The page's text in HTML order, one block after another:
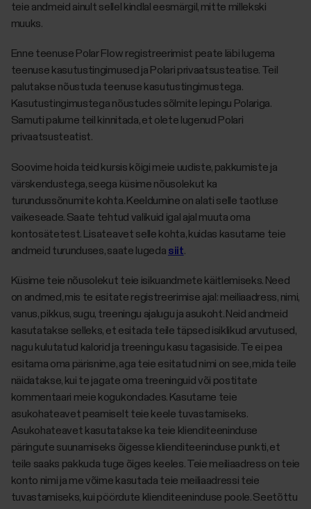
teie andmeid ainult sellel kindlal eesmärgil, mitte millekski
muuks.
Enne teenuse Polar Flow registreerimist peate läbi lugema
teenuse kasutustingimused ja Polari privaatsusteatise. Teil
palutakse nõustuda teenuse kasutustingimustega.
Kasutustingimustega nõustudes sõlmite lepingu Polariga.
Samuti palume teil kinnitada, et olete lugenud Polari
privaatsusteatist.
Soovime hoida teid kursis kõigi meie uudiste, pakkumiste ja
värskendustega, seega küsime nõusolekut ka
turundussõnumite kohta. Keeldumine on alati selle taotluse
vaikeseade. Saate tehtud valikuid igal ajal muuta oma
kontosätetest. Lisateavet selle kohta, kuidas kasutame teie
andmeid turunduses, saate lugeda siit.
Küsime teie nõusolekut teie isikuandmete käitlemiseks. Need
on andmed, mis te esitate registreerimise ajal: meiliaadress, nimi,
vanus, pikkus, sugu, treeningu ajalugu ja asukoht. Neid andmeid
kasutatakse selleks, et esitada teile täpsed isiklikud arvutused,
nagu kulutatud kalorid ja treeningu kasu tagasiside. Te ei pea
esitama oma pärisnime, aga teie esitatud nimi on see, mida teile
näidatakse, kui te jagate oma treeninguid või postitate
kommentaari meie kogukondades. Kasutame teie
asukohateavet peamiselt teie keele tuvastamiseks.
Asukohateavet kasutatakse ka teie klienditeeninduse
päringute suunamiseks õigesse klienditeeninduse punkti, et
teile saaks pakkuda tuge õiges keeles. Teie meiliaadress on teie
konto nimi ja me võime kasutada teie meiliaadressi teie
tuvastamiseks, kui pöördute klienditeeninduse poole. Seetõttu